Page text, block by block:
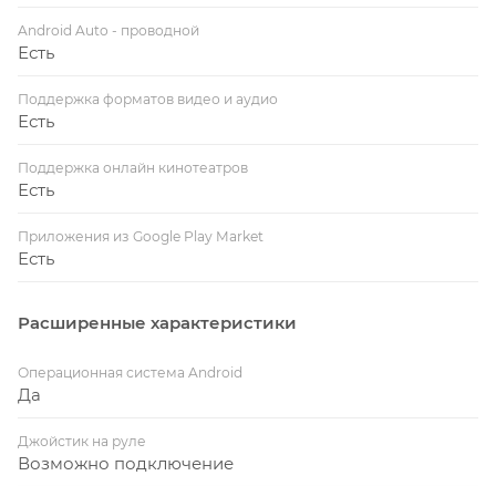
Android Auto - проводной
Есть
Поддержка форматов видео и аудио
Есть
Поддержка онлайн кинотеатров
Есть
Приложения из Google Play Market
Есть
Расширенные характеристики
Операционная система Android
Да
Джойстик на руле
Возможно подключение